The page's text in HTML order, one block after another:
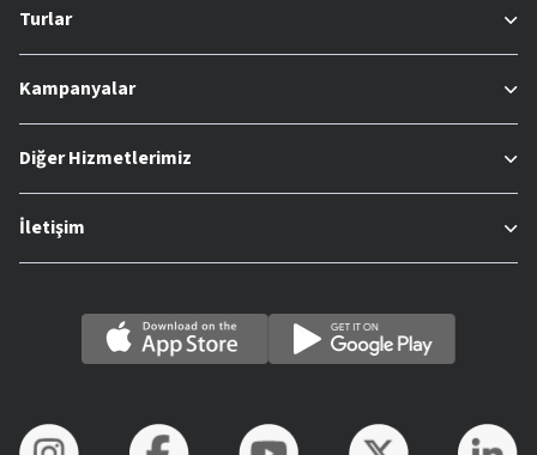
Turlar
Kampanyalar
Diğer Hizmetlerimiz
İletişim